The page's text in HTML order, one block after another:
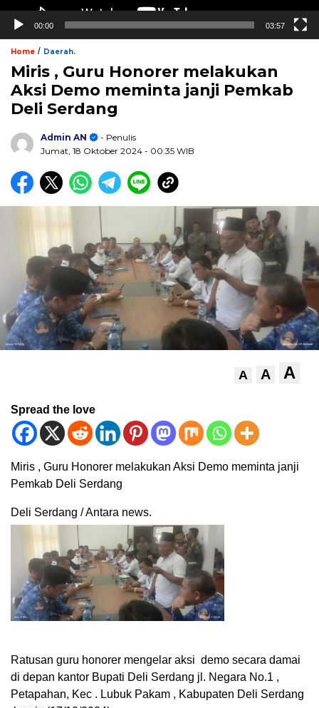
00:00 03:57
Home / Daerah.
Miris , Guru Honorer melakukan
Aksi Demo meminta janji Pemkab
Deli Serdang
Admin AN
- Penulis
Jumat, 18 Oktober 2024 - 00:35 WIB
A A A
Spread the love
Miris , Guru Honorer melakukan Aksi Demo meminta janji
Pemkab Deli Serdang
Deli Serdang / Antara news.
Ratusan guru honorer mengelar aksi demo secara damai
di depan kantor Bupati Deli Serdang jl. Negara No.1 ,
Petapahan, Kec . Lubuk Pakam , Kabupaten Deli Serdang